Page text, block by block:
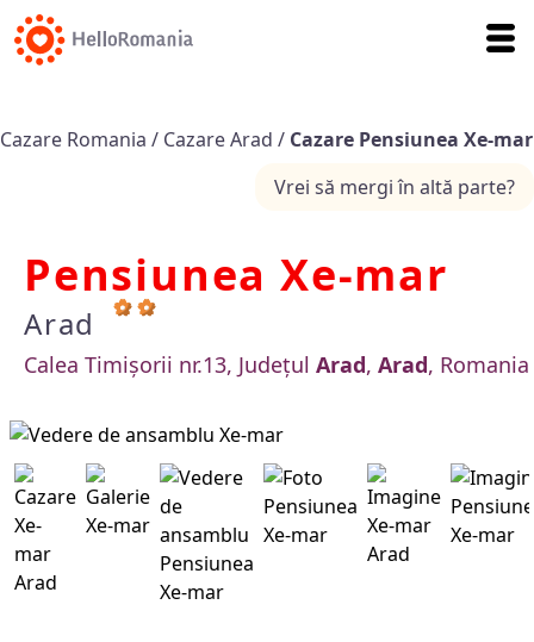
Cazare Romania / Cazare Arad / Cazare Pensiunea Xe-mar
Vrei să mergi în altă parte?
Pensiunea Xe-mar
Arad
Calea Timișorii nr.13, Județul Arad, Arad, Romania